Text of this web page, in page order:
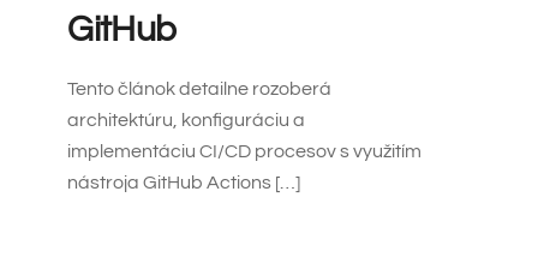
GitHub
Tento článok detailne rozoberá
architektúru, konfiguráciu a
implementáciu CI/CD procesov s využitím
nástroja GitHub Actions […]